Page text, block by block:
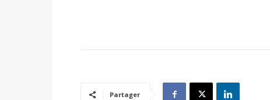
Partager